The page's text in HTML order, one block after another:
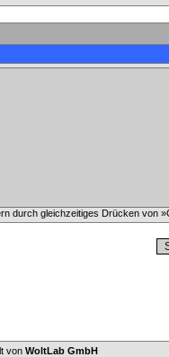
durch gleichzeitiges Drücken von
von WoltLab GmbH